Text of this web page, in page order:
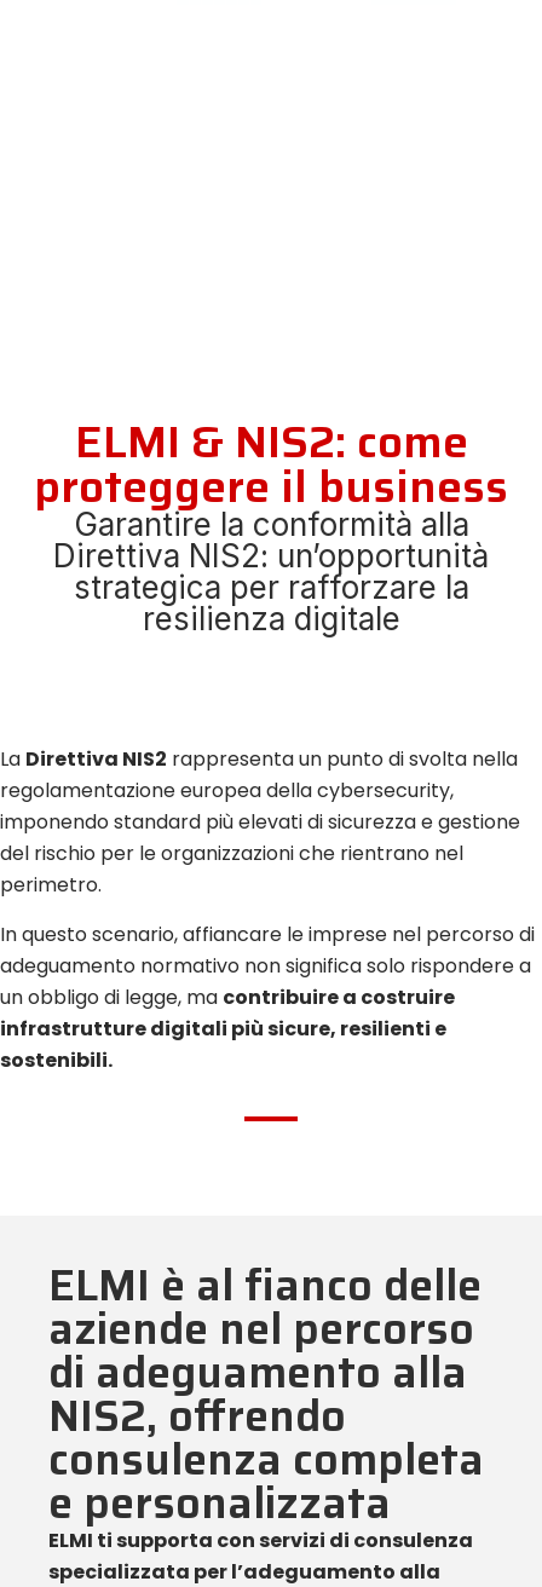
ELMI & NIS2: come
proteggere il business
Garantire la conformità alla
Direttiva NIS2: un’opportunità
strategica per rafforzare la
resilienza digitale
La Direttiva NIS2 rappresenta un punto di svolta nella
regolamentazione europea della cybersecurity,
imponendo standard più elevati di sicurezza e gestione
del rischio per le organizzazioni che rientrano nel
perimetro.
In questo scenario, affiancare le imprese nel percorso di
adeguamento normativo non significa solo rispondere a
un obbligo di legge, ma contribuire a costruire
infrastrutture digitali più sicure, resilienti e
sostenibili.
ELMI è al fianco delle
aziende nel percorso
di adeguamento alla
NIS2, offrendo
consulenza completa
e personalizzata
ELMI ti supporta con servizi di consulenza
specializzata per l’adeguamento alla